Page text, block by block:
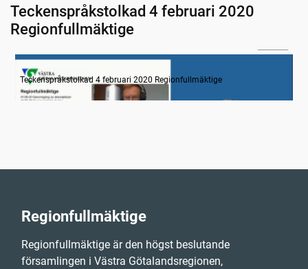
Teckenspråkstolkad 4 februari 2020
Regionfullmäktige
Information
Teckenspråkstolkad 4 februari 2020 Regionfullmäktige
Regionfullmäktige
Regionfullmäktige är den högst beslutande
församlingen i Västra Götalandsregionen,